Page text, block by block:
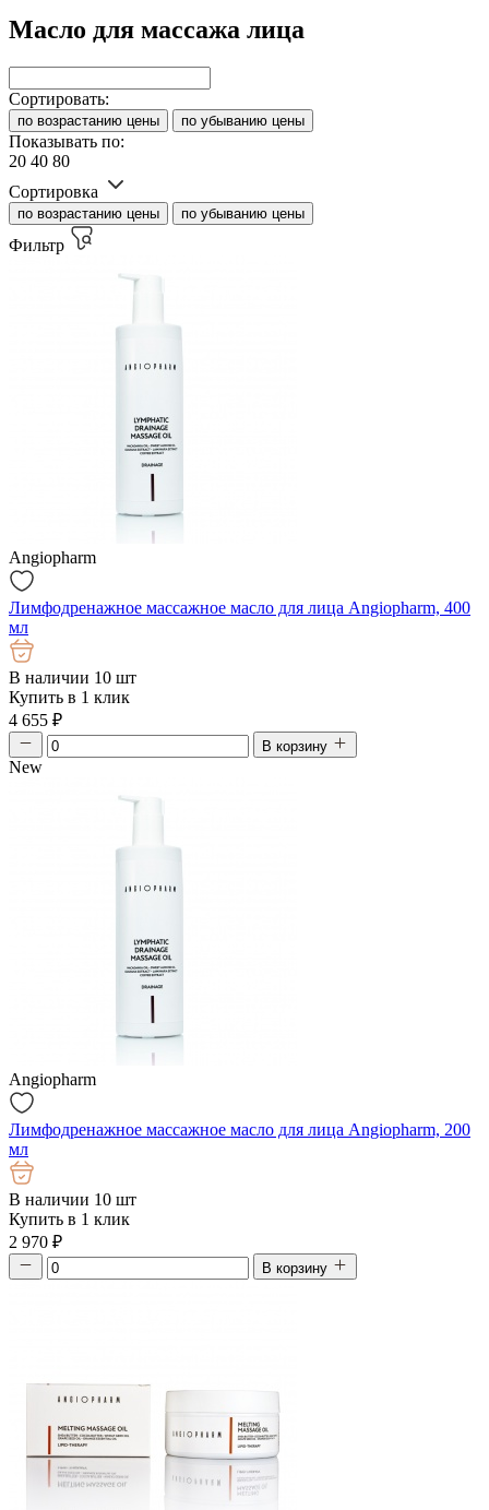
Масло для массажа лица
Сортировать:
по возрастанию цены по убыванию цены
Показывать по:
20 40 80
Сортировка
по возрастанию цены по убыванию цены
Фильтр
Angiopharm
Лимфодренажное массажное масло для лица Angiopharm, 400
мл
В наличии 10 шт
Купить в 1 клик
4 655 ₽
В корзину
New
Angiopharm
Лимфодренажное массажное масло для лица Angiopharm, 200
мл
В наличии 10 шт
Купить в 1 клик
2 970 ₽
В корзину